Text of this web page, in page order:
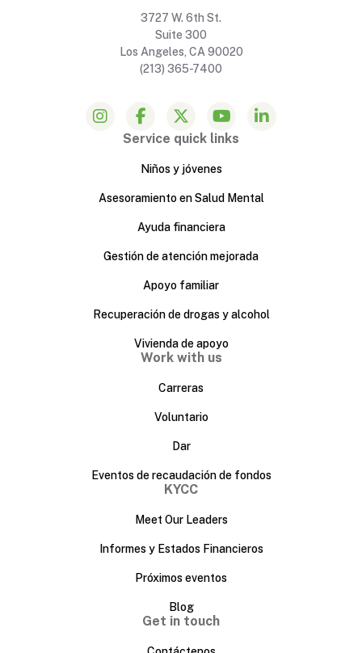
3727 W. 6th St.
Suite 300
Los Angeles, CA 90020
(213) 365-7400
Service quick links
Niños y jóvenes
Asesoramiento en Salud Mental
Ayuda financiera
Gestión de atención mejorada
Apoyo familiar
Recuperación de drogas y alcohol
Vivienda de apoyo
Work with us
Carreras
Voluntario
Dar
Eventos de recaudación de fondos
KYCC
Meet Our Leaders
Informes y Estados Financieros
Próximos eventos
Blog
Get in touch